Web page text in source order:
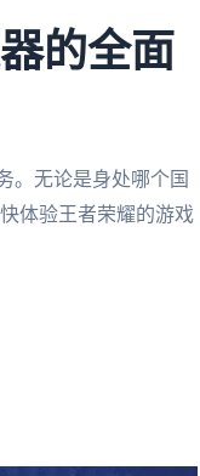
的全面
。无论是身处哪个国
体验王者荣耀的游戏